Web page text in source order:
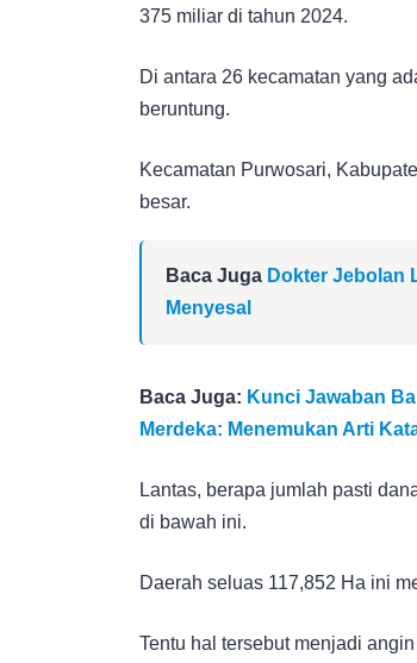
375 miliar di tahun 2024.
Di antara 26 kecamatan yang
beruntung.
Kecamatan Purwosari,
besar.
Baca Juga Dokter Jebolan
Menyesal
Baca Juga: Kunci Jawaban
Merdeka: Menemukan Arti
Lantas, berapa jumlah pasti
di bawah ini.
Daerah seluas 117,852 Ha ini
Tentu hal tersebut menjadi